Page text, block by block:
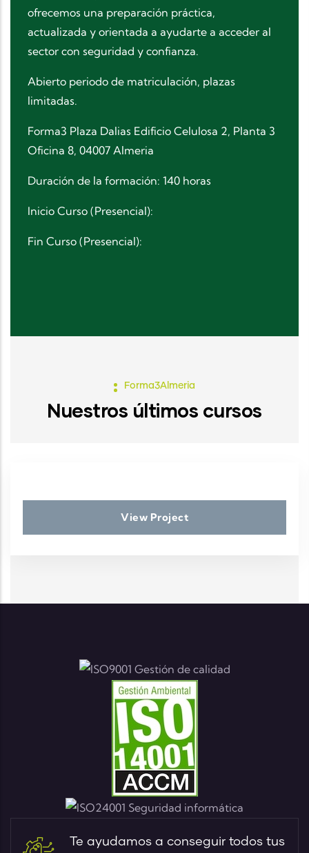
ofrecemos una preparación práctica,
actualizada y orientada a ayudarte a acceder al
sector con seguridad y confianza.
Abierto periodo de matriculación, plazas
limitadas.
Forma3 Plaza Dalias Edificio Celulosa 2, Planta 3
Oficina 8, 04007 Almeria
Duración de la formación: 140 horas
Inicio Curso (Presencial):
Fin Curso (Presencial):
Forma3Almeria
Nuestros últimos cursos
View Project
Te ayudamos a conseguir todos tus